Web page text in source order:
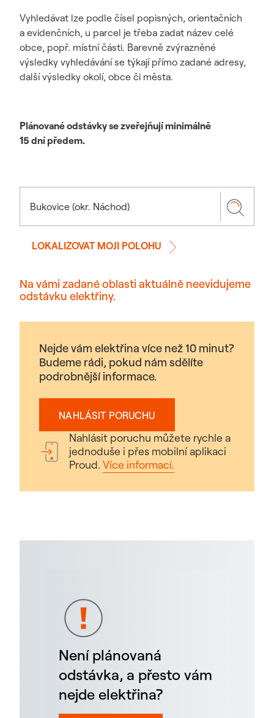
Vyhledávat lze podle čísel popisných, orientačních
a evidenčních, u parcel je třeba zadat název celé
obce, popř. místní části. Barevně zvýrazněné
výsledky vyhledávání se týkají přímo zadané adresy,
další výsledky okolí, obce či města.
Plánované odstávky se zveřejňují minimálně
15 dní předem.
LOKALIZOVAT MOJI POLOHU
Na vámi zadané oblasti aktuálně neevidujeme
odstávku elektřiny.
Nejde vám elektřina více než 10 minut?
Budeme rádi, pokud nám sdělíte
podrobnější informace.
NAHLÁSIT PORUCHU
Nahlásit poruchu můžete rychle a
jednoduše i přes mobilní aplikaci
Proud. Více informací.
Není plánovaná
odstávka, a přesto vám
nejde elektřina?